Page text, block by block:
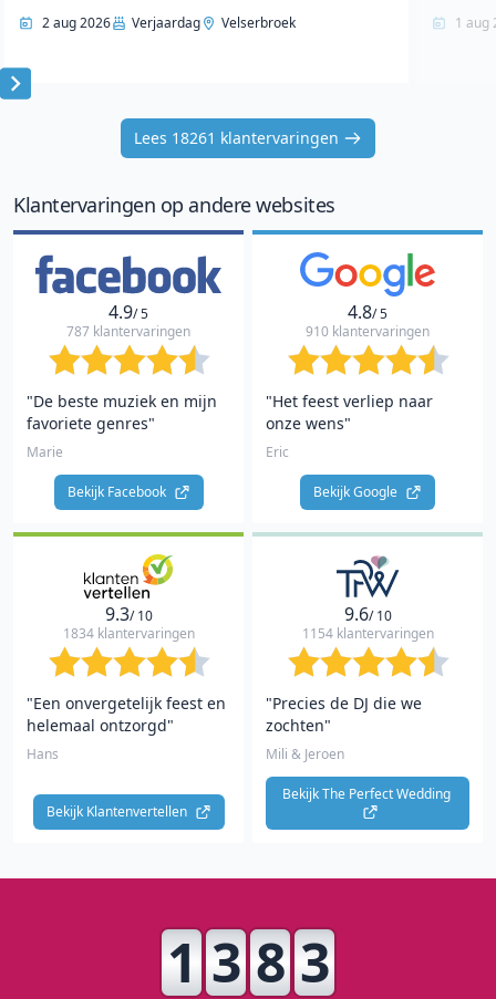
2 aug 2026
Verjaardag Velserbroek 1 aug
Item
Lees 18261 klantervaringen
Klantervaringen op andere websites
4.9/ 5
787 klantervaringen
"De beste muziek en mijn
favoriete genres"
Marie
Bekijk Facebook
4.8/ 5
910 klantervaringen
"Het feest verliep naar
onze wens"
Eric
Bekijk Google
9.3/ 10
1834 klantervaringen
"Een onvergetelijk feest en
helemaal ontzorgd"
Hans
Bekijk Klantenvertellen
9.6/ 10
1154 klantervaringen
"Precies de DJ die we
zochten"
Mili & Jeroen
Bekijk The Perfect Wedding
1 3 8 3